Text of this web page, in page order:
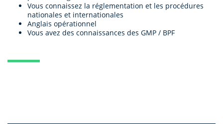
Vous connaissez la réglementation et les procédures
nationales et internationales
Anglais opérationnel
Vous avez des connaissances des GMP / BPF